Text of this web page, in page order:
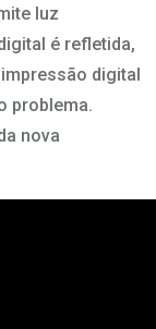
luz
é refletida,
digital
problema.
nova